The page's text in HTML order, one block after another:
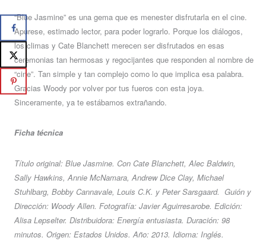
“Blue Jasmine” es una gema que es menester disfrutarla en el cine.
Apurese, estimado lector, para poder lograrlo. Porque los diálogos,
los climas y Cate Blanchett merecen ser disfrutados en esas
ceremonias tan hermosas y regocijantes que responden al nombre de
“cine”. Tan simple y tan complejo como lo que implica esa palabra.
Gracias Woody por volver por tus fueros con esta joya.
Sinceramente, ya te estábamos extrañando.
Ficha técnica
Título original: Blue Jasmine. Con Cate Blanchett, Alec Baldwin,
Sally Hawkins, Annie McNamara, Andrew Dice Clay, Michael
Stuhlbarg, Bobby Cannavale, Louis C.K. y Peter Sarsgaard. Guión y
Dirección: Woody Allen. Fotografía: Javier Aguirresarobe. Edición:
Alisa Lepselter. Distribuidora: Energía entusiasta. Duración: 98
minutos. Origen: Estados Unidos. Año: 2013. Idioma: Inglés.